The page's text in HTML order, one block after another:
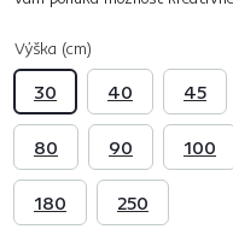
Výška (cm)
30 40 45
80 90 100
180 250